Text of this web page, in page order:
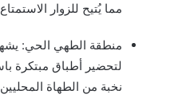
مما يُتيح للزوار
منطقة الطهي الحي:
لتحضير أطباق مبتكرة
نخبة من الطهاة المحليين